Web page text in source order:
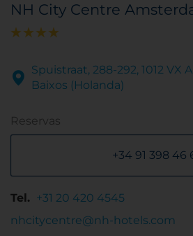
NH City Centre
Spuistraat, 288-292, 1012 VX
Baixos (Holanda)
Reservas
+34 91 398 46
Tel. +31 20 420 4545
nhcitycentre@nh-hotels.com